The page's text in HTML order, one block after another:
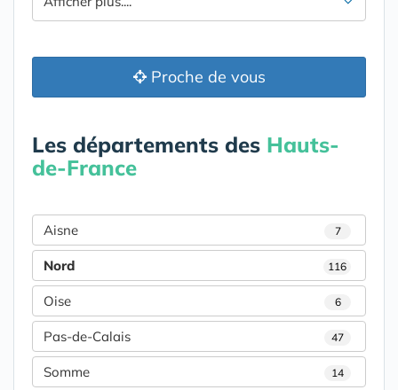
Proche de vous
Les départements des Hauts-
de-France
Aisne 7
Nord 116
Oise 6
Pas-de-Calais 47
Somme 14